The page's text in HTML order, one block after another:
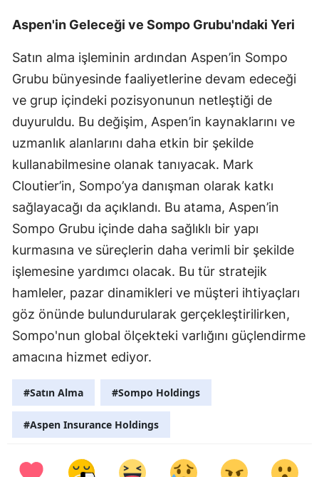
Aspen'in Geleceği ve Sompo Grubu'ndaki Yeri
Satın alma işleminin ardından Aspen’in Sompo
Grubu bünyesinde faaliyetlerine devam edeceği
ve grup içindeki pozisyonunun netleştiği de
duyuruldu. Bu değişim, Aspen’in kaynaklarını ve
uzmanlık alanlarını daha etkin bir şekilde
kullanabilmesine olanak tanıyacak. Mark
Cloutier’in, Sompo’ya danışman olarak katkı
sağlayacağı da açıklandı. Bu atama, Aspen’in
Sompo Grubu içinde daha sağlıklı bir yapı
kurmasına ve süreçlerin daha verimli bir şekilde
işlemesine yardımcı olacak. Bu tür stratejik
hamleler, pazar dinamikleri ve müşteri ihtiyaçları
göz önünde bulundurularak gerçekleştirilirken,
Sompo'nun global ölçekteki varlığını güçlendirme
amacına hizmet ediyor.
#Satın Alma #Sompo Holdings
#Aspen Insurance Holdings